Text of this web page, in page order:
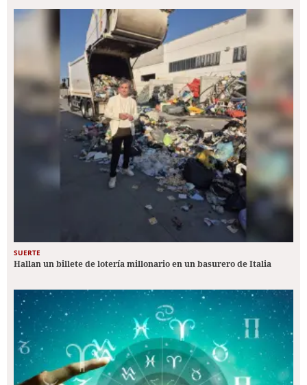
SUERTE
Hallan un billete de lotería millonario en un basurero de Italia